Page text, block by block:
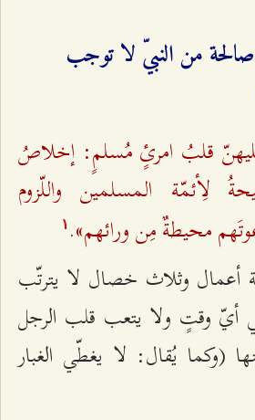
صالحة من النبيّ لا توجب
قلبُ امرئٍ مُسلمٍ: إخلاصُ
لِأئمّة المسلمين واللّزوم
محيطةٌ مِن ورائهم». ۱
أعمال وثلاث خصال لا يترتّب
أيّ وقتٍ ولا يتعب قلب الرجل
(وكما يُقال: لا يغطّي الغبار